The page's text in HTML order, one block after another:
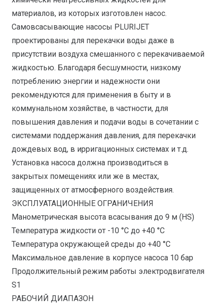
материалов, из которых изготовлен насос.
Самовсасывающие насосы PLURIJET
проектированы для перекачки воды даже в
присутствии воздуха смешанного с перекачиваемой
жидкостью. Благодаря бесшумности, низкому
потреблению энергии и надежности они
рекомендуются для применения в быту и в
коммунальном хозяйстве, в частности, для
повышения давления и подачи воды в сочетании с
системами поддержания давления, для перекачки
дождевых вод, в ирригационных системах и т.д.
Установка насоса должна производиться в
закрытых помещениях или же в местах,
защищенных от атмосферного воздействия.
ЭКСПЛУАТАЦИОННЫЕ ОГРАНИЧЕНИЯ
Манометрическая высота всасывания до 9 м (HS)
Температура жидкости от -10 °C до +40 °C
Температура окружающей среды до +40 °C
Максимальное давление в корпусе насоса 10 бар
Продолжительный режим работы электродвигателя
S1
РАБОЧИЙ ДИАПАЗОН